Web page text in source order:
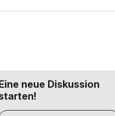
neue Diskussion